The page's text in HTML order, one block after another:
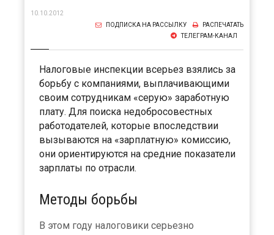
10.10.2012
РАСПЕЧАТАТЬ
ПОДПИСКА НА РАССЫЛКУ
ТЕЛЕГРАМ-КАНАЛ
Налоговые инспекции всерьез взялись за
борьбу с компаниями, выплачивающими
своим сотрудникам «серую» заработную
плату. Для поиска недобросовестных
работодателей, которые впоследствии
вызываются на «зарплатную» комиссию,
они ориентируются на средние показатели
зарплаты по отрасли.
Методы борьбы
В этом году налоговики серьезно